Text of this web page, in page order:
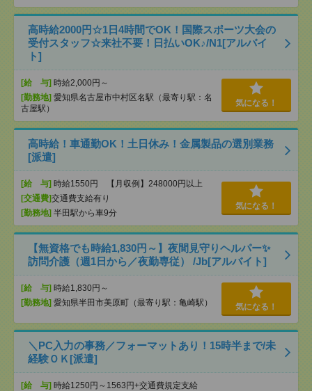
高時給2000円☆1日4時間でOK！国際スポーツ大会の
受付スタッフ☆来社不要！日払いOK♪/N1[アルバイ
ト]
[給 与] 時給2,000円～
[勤務地] 愛知県名古屋市中村区名駅（最寄り駅：名
古屋駅）
気になる！
高時給！車通勤OK！土日休み！金属製品の選別業務
[派遣]
[給 与] 時給1550円 【月収例】248000円以上
[交通費]交通費支給有り
[勤務地] 半田駅から車9分
気になる！
【無資格でも時給1,830円～】夜間見守りヘルパー✨
訪問介護（週1日から／夜勤専従） /Jb[アルバイト]
[給 与] 時給1,830円～
[勤務地] 愛知県半田市美原町（最寄り駅：亀崎駅） 気になる！
＼PC入力の事務／フォーマットあり！15時半まで/未
経験ＯＫ[派遣]
[給 与] 時給1250円～1563円+交通費規定支給